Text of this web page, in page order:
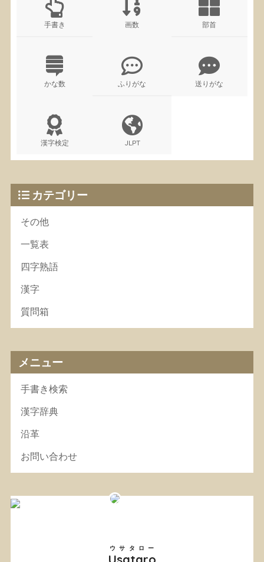
手書き 画数 部首
かな数 ふりがな 送りがな
漢字検定 JLPT
カテゴリー
その他
一覧表
四字熟語
漢字
質問箱
メニュー
手書き検索
漢字辞典
沿革
お問い合わせ
ウサタロー